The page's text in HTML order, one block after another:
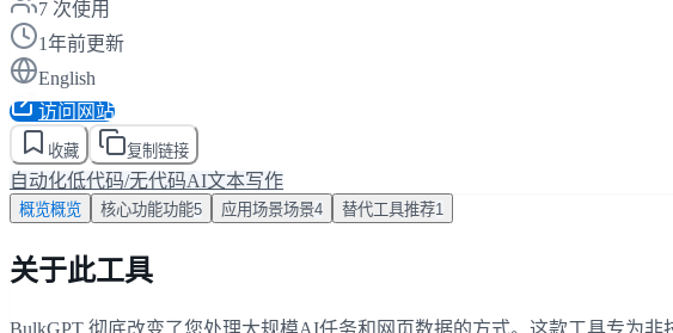
7 次使用
1年前更新
English
访问网站
收藏 复制链接
自动化低代码/无代码AI文本写作
概览概览 核心功能功能5 应用场景场景4 替代工具推荐1
关于此工具
BulkGPT 彻底改变了您处理大规模AI任务和网页数据的方式。这款工具专为